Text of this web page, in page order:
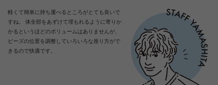
軽くて簡単に持ち運べるところがとても良いで
すね。 体全部をあずけて埋もれるように寄りか
かるというほどのボリュームはありませんが、
ビーズの位置を調整していろいろな座り方がで
きるので快適です。